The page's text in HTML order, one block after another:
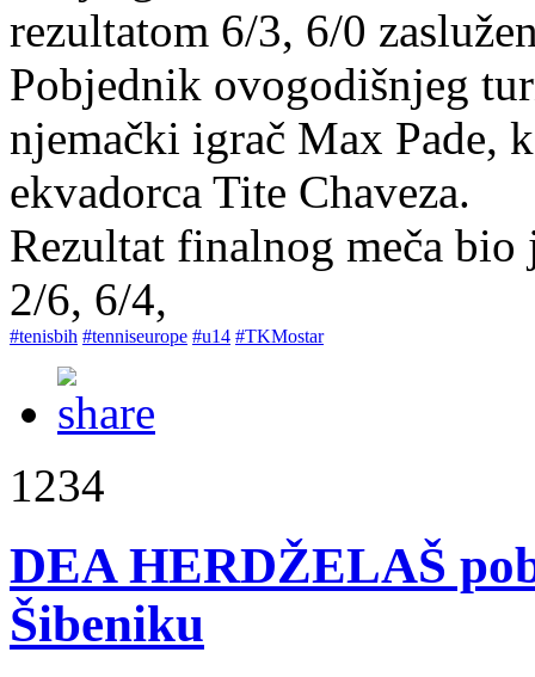
rezultatom 6/3, 6/0
Pobjednik ovogodišnjeg
njemački igrač Max
ekvadorca Tite Chaveza.
Rezultat finalnog meča
2/6, 6/4,
#tenisbih #tenniseurope #u14 #TKMostar
1234
DEA HERDŽELAŠ
Šibeniku